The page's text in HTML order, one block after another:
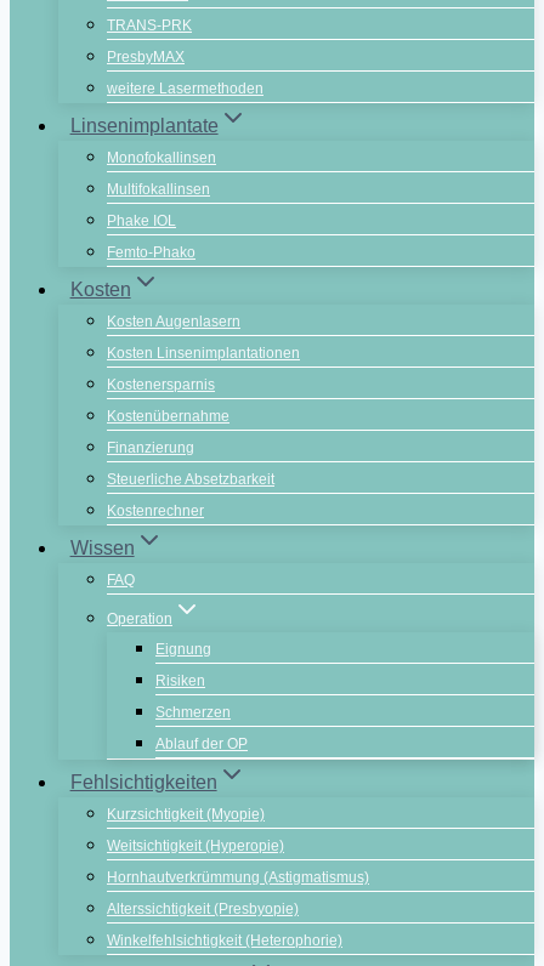
TRANS-PRK
PresbyMAX
weitere Lasermethoden
Linsenimplantate
Monofokallinsen
Multifokallinsen
Phake IOL
Femto-Phako
Kosten
Kosten Augenlasern
Kosten Linsenimplantationen
Kostenersparnis
Kostenübernahme
Finanzierung
Steuerliche Absetzbarkeit
Kostenrechner
Wissen
FAQ
Operation
Eignung
Risiken
Schmerzen
Ablauf der OP
Fehlsichtigkeiten
Kurzsichtigkeit (Myopie)
Weitsichtigkeit (Hyperopie)
Hornhautverkrümmung (Astigmatismus)
Alterssichtigkeit (Presbyopie)
Winkelfehlsichtigkeit (Heterophorie)